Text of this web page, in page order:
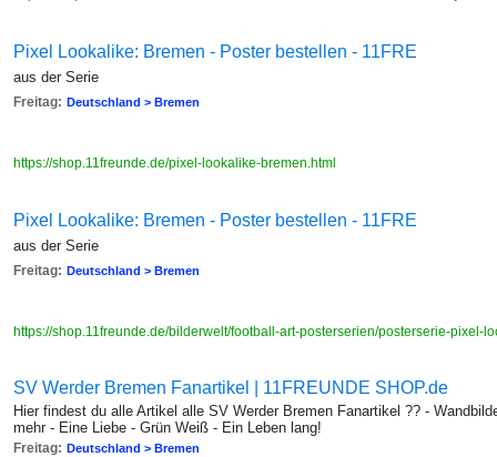
Pixel Lookalike: Bremen - Poster bestellen - 11FRE
aus der Serie
Freitag: Deutschland > Bremen
https://shop.11freunde.de/pixel-lookalike-bremen.html
Pixel Lookalike: Bremen - Poster bestellen - 11FRE
aus der Serie
Freitag: Deutschland > Bremen
https://shop.11freunde.de/bilderwelt/football-art-posterserien/posterserie-pixel-
SV Werder Bremen Fanartikel | 11FREUNDE SHOP.de
Hier findest du alle Artikel alle SV Werder Bremen Fanartikel ?? -
mehr - Eine Liebe - Grün Weiß - Ein Leben lang!
Freitag: Deutschland > Bremen